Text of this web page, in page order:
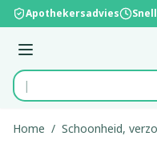
Ga naar de inhoud
Apothekersadvies
Menu
Product, merk,
Home / Schoonheid,